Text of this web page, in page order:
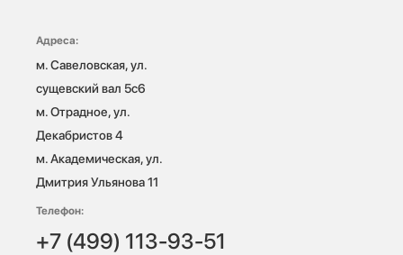
Адреса:
м. Савеловская, ул.
сущевский вал 5с6
м. Отрадное, ул.
Декабристов 4
м. Академическая, ул.
Дмитрия Ульянова 11
Телефон:
+7 (499) 113-93-51